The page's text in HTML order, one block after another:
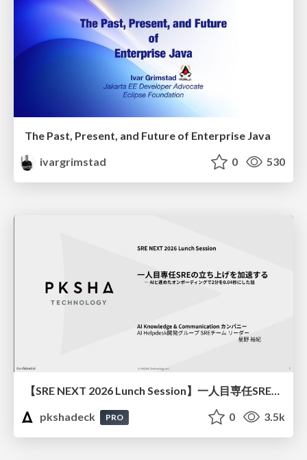
The Past, Present, and Future of Enterprise Java
ivargrimstad
0 530
【SRE NEXT 2026 Lunch Session】一人目専任SREの立ち上げを加速する ― AIと進めたオンボーディングで2分を0.04秒にした話
pkshadeck
PRO 0 3.5k